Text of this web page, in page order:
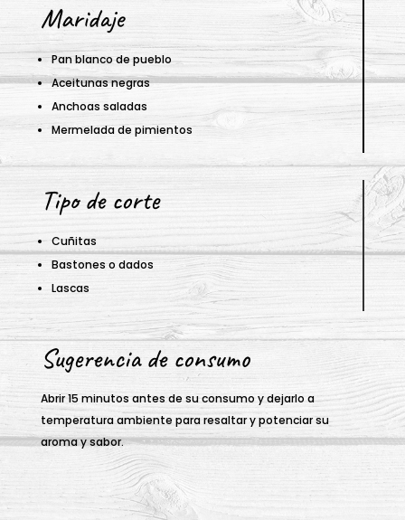
Maridaje
Pan blanco de pueblo
Aceitunas negras
Anchoas saladas
Mermelada de pimientos
Tipo de corte
Cuñitas
Bastones o dados
Lascas
Sugerencia de consumo
Abrir 15 minutos antes de su consumo y dejarlo a
temperatura ambiente para resaltar y potenciar su
aroma y sabor.